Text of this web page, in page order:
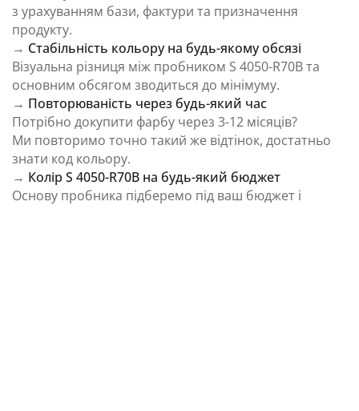
з урахуванням бази, фактури та призначення
продукту.
→ Стабільність кольору на будь-якому обсязі
Візуальна різниця між пробником S 4050-R70B та
основним обсягом зводиться до мінімуму.
→ Повторюваність через будь-який час
Потрібно докупити фарбу через 3-12 місяців?
Ми повторимо точно такий же відтінок, достатньо
знати код кольору.
→ Колір S 4050-R70B на будь-який бюджет
Основу пробника підберемо під ваш бюджет і